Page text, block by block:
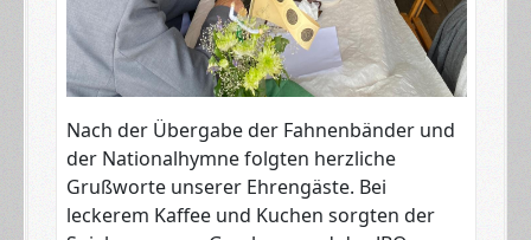
Nach der Übergabe der Fahnenbänder und
der Nationalhymne folgten herzliche
Grußworte unserer Ehrengäste. Bei
leckerem Kaffee und Kuchen sorgten der